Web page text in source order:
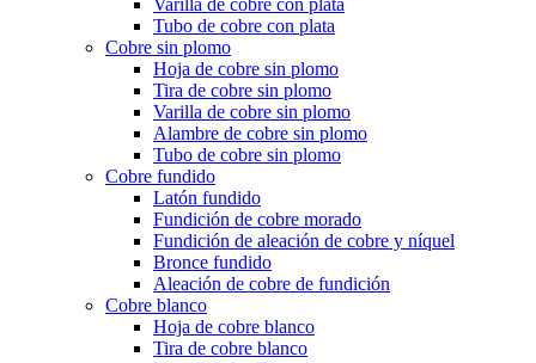
Tubo de cobre con plata
Cobre sin plomo
Hoja de cobre sin plomo
Tira de cobre sin plomo
Varilla de cobre sin plomo
Alambre de cobre sin plomo
Tubo de cobre sin plomo
Cobre fundido
Latón fundido
Fundición de cobre morado
Fundición de aleación de cobre y níquel
Bronce fundido
Aleación de cobre de fundición
Cobre blanco
Hoja de cobre blanco
Tira de cobre blanco